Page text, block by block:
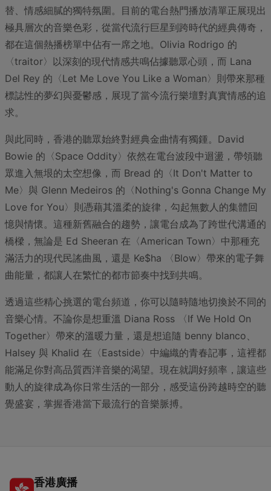
替、情感細膩的獨特氛圍。目前的電台熱門播放清單正展現出
極具層次的音樂色彩，從當代流行巨星到跨時代的經典傳奇，
都在這個熱播榜單中佔有一席之地。Olivia Rodrigo 的
〈traitor〉以深刻的現代情感共鳴佔據聽眾心頭，而 Lana
Del Rey 的〈Let Me Love You Like a Woman〉則帶來那種
標誌性的夢幻與憂鬱感，展現了當今流行樂壇對真實情感的追
求。
與此同時，香港的聽眾始終對經典金曲情有獨鍾。David
Bowie 的〈Space Oddity〉依然在電台波段中迴盪，帶領聽
眾進入無垠的太空想像，而 Bread 的〈It Don't Matter to
Me〉與 Glenn Medeiros 的〈Nothing's Gonna Change My
Love for You〉則憑藉其溫柔的旋律，勾起無數人的集體回
憶與情懷。這種新舊融合的趨勢，讓電台成為了跨世代溝通的
橋樑，無論是 Ed Sheeran 在〈American Town〉中那種充
滿活力的現代民謠曲風，還是 Ke$ha 〈Blow〉帶來的電子舞
曲能量，都讓人在繁忙的都市節奏中找到共鳴。
透過這些精心挑選的電台頻道，你可以隨時隨地切換於不同的
音樂心情。不論你是想重溫 Diana Ross 〈If We Hold On
Together〉帶來的溫暖力量，還是想追隨 benny blanco、
Halsey 與 Khalid 在〈Eastside〉中編織的青春記事，這裡都
能滿足你對高品質西洋音樂的渴望。現在就調好頻率，讓這些
動人的旋律成為你日常生活的一部分，感受這份跨越時空的聽
覺盛宴，掌握香港當下最流行的音樂脈搏。
香港廣播